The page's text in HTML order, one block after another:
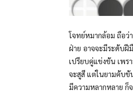
โจทย์หมากล้อม ถือว่
ฝ่าย อาจจะมีระดับฝี
เปรียบคู่แข่งขัน เพร
จะสูสี แต่ในยามคับขั
มีความหลากหลาย ก็